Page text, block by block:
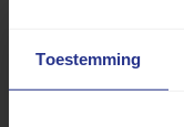
Toestemming